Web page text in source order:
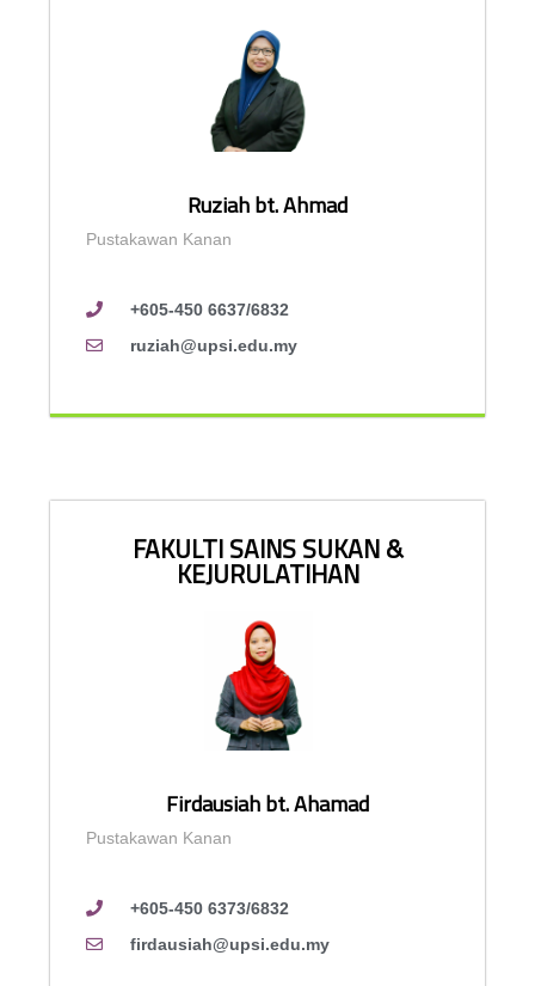
Ruziah bt. Ahmad
Pustakawan Kanan
+605-450 6637/6832
ruziah@upsi.edu.my
FAKULTI SAINS SUKAN &
KEJURULATIHAN
Firdausiah bt. Ahamad
Pustakawan Kanan
+605-450 6373/6832
firdausiah@upsi.edu.my